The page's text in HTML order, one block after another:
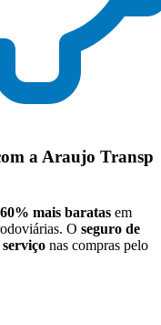
a Araujo Transp
mais baratas em
O seguro de
nas compras pelo